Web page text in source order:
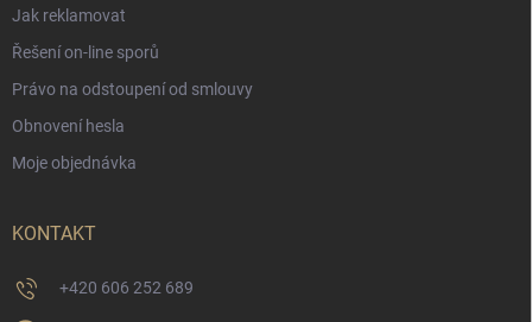
Jak reklamovat
Řešení on-line sporů
Právo na odstoupení od smlouvy
Obnovení hesla
Moje objednávka
KONTAKT
+420 606 252 689